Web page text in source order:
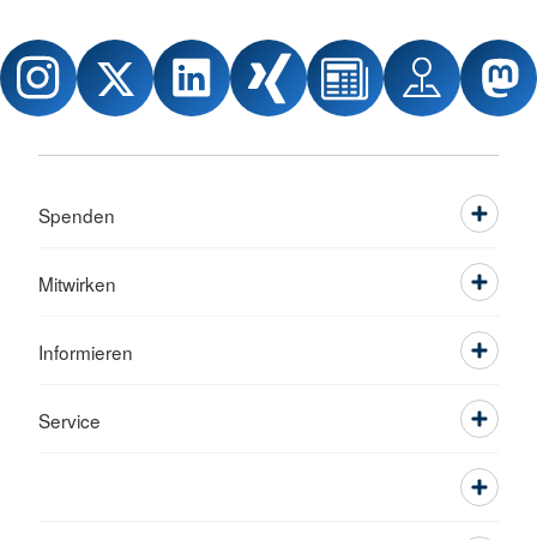
Spenden
Mitwirken
Informieren
Service